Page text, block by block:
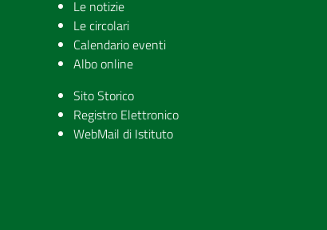
Le notizie
Le circolari
Calendario eventi
Albo online
Sito Storico
Registro Elettronico
WebMail di Istituto